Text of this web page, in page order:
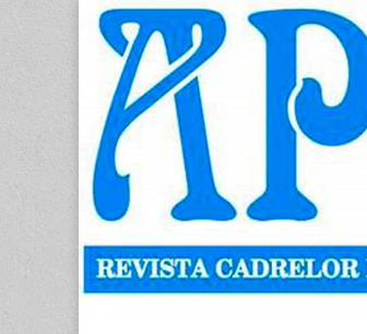
Apostolul
Revista
cadrelor
didactice
din
judetul
Neamt